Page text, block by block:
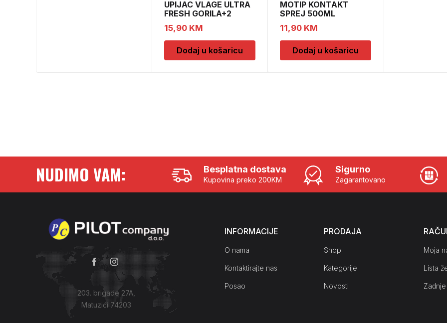
UPIJAC VLAGE ULTRA
FRESH GORILA+2
DOPUNE
15,90 KM
Dodaj u košaricu
MOTIP KONTAKT
SPREJ 500ML
M090505
11,90 KM
Dodaj u košaricu
NUDIMO VAM: Besplatna dostava
Kupovina preko 200KM
Sigurno
Zagarantovano
203. brigade 27A,
Matuzići 74203
INFORMACIJE
O nama
Kontaktirajte nas
Posao
PRODAJA
Shop
Kategorije
Novosti
Moja
Lista